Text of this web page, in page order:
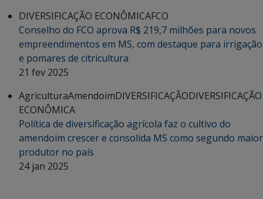
DIVERSIFICAÇÃO ECONÔMICAFCO
Conselho do FCO aprova R$ 219,7 milhões para novos
empreendimentos em MS, com destaque para irrigação
e pomares de citricultura
21 fev 2025
AgriculturaAmendoimDIVERSIFICAÇÃODIVERSIFICAÇÃO
ECONÔMICA
Política de diversificação agrícola faz o cultivo do
amendoim crescer e consolida MS como segundo maior
produtor no país
24 jan 2025